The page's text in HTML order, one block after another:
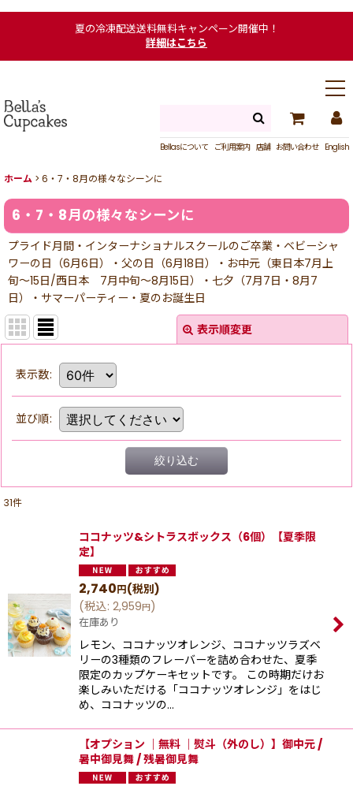
夏の冷凍配送送料無料キャンペーン開催中！
詳細はこちら
Bellasについて ご利用案内 店舗 お問い合わせ English
ホーム > 6・7・8月の様々なシーンに
6・7・8月の様々なシーンに
プライド月間・インターナショナルスクールのご卒業・ベビーシャ
ワーの日（6月6日）・父の日（6月18日）・お中元（東日本7月上
旬〜15日/西日本 7月中旬〜8月15日）・七夕（7月7日・8月7
日）・サマーパーティー・夏のお誕生日
表示順変更
表示数:
並び順:
絞り込む
31件
ココナッツ&シトラスボックス（6個）【夏季限
定】
2,740円(税別)
(税込: 2,959円)
在庫あり
レモン、ココナッツオレンジ、ココナッツラズベ
リーの3種類のフレーバーを詰め合わせた、夏季
限定のカップケーキセットです。 この時期だけお
楽しみいただける「ココナッツオレンジ」をはじ
め、ココナッツの…
【オプション ｜無料 ｜熨斗（外のし）】御中元 /
暑中御見舞 / 残暑御見舞